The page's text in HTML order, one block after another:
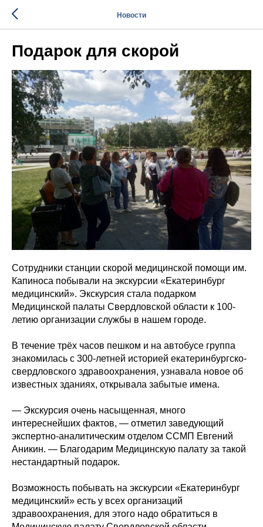
Новости
Подарок для скорой
Сотрудники станции скорой медицинской помощи им.
Капиноса побывали на экскурсии «Екатеринбург
медицинский». Экскурсия стала подарком
Медицинской палаты Свердловской области к 100-
летию организации службы в нашем городе.
В течение трёх часов пешком и на автобусе группа
знакомилась с 300-летней историей екатеринбургско-
свердловского здравоохранения, узнавала новое об
известных зданиях, открывала забытые имена.
— Экскурсия очень насыщенная, много
интереснейших фактов, — отметил заведующий
экспертно-аналитическим отделом ССМП Евгений
Аникин. — Благодарим Медицинскую палату за такой
нестандартный подарок.
Возможность побывать на экскурсии «Екатеринбург
медицинский» есть у всех организаций
здравоохранения, для этого надо обратиться в